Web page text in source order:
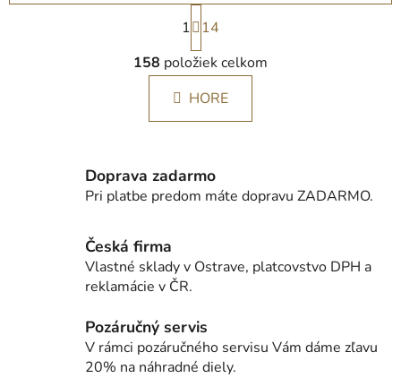
O
v
l
á
d
i
e
v
v
ý
p
S
t
r
á
n
k
i
e
1
14
158 položiek celkom
HORE
Doprava zadarmo
Pri platbe predom máte dopravu ZADARMO.
Česká firma
Vlastné sklady v Ostrave, platcovstvo DPH a
reklamácie v ČR.
Pozáručný servis
V rámci pozáručného servisu Vám dáme zľavu
20% na náhradné diely.